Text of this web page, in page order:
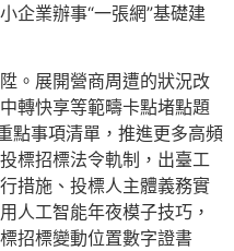
企業辦事“一張網”基礎建
。展開營商周遭的狀況改
轉快享等範疇卡點堵點題
點事項清單，推進更多高頻
標招標法令軌制，出臺工
措施、投標人主體義務實
人工智能年夜模子技巧，
招標變動位置數字證書